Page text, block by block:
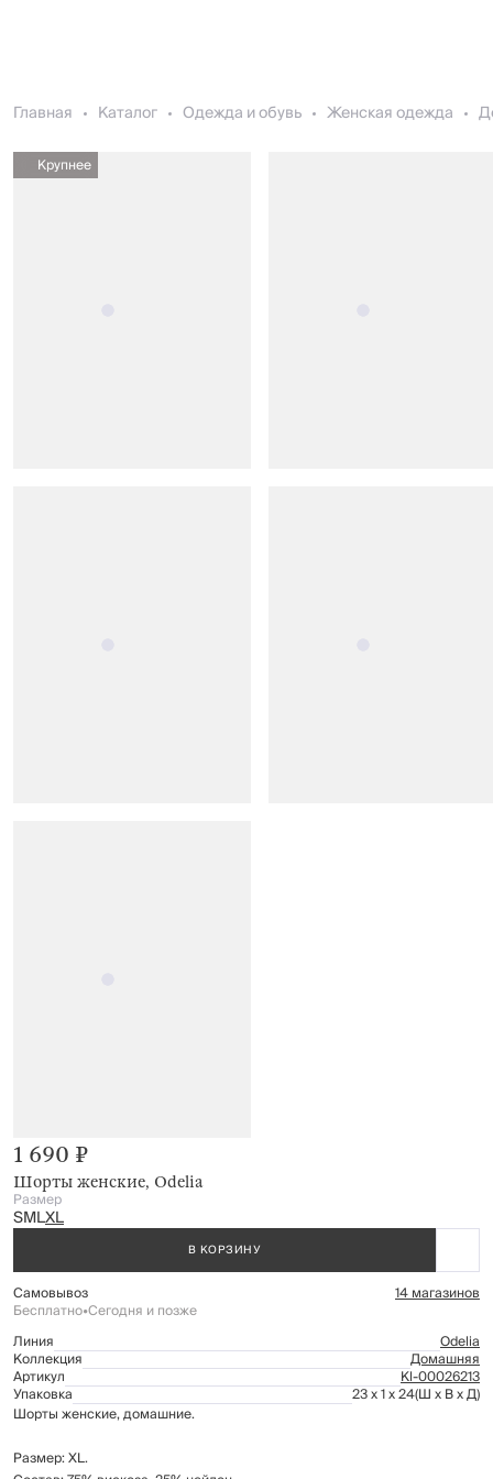
Главная Каталог Одежда и обувь Женская одежда
Крупнее
Шорты женские, Odelia
1 690 ₽
Размер
SMLXL
В КОРЗИНУ
Самовывоз 14 магазинов
Бесплатно•Сегодня и позже
Линия
Odelia
Коллекция Домашняя
Артикул Kl-00026213
Упаковка 23 x 1 x 24(Ш x В x Д)
Шорты женские, домашние.
Размер: XL.